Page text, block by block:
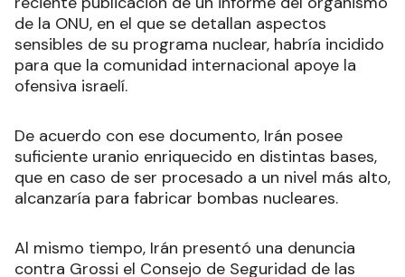
de la ONU, en el que se detallan aspectos
sensibles de su programa nuclear, habría incidido
para que la comunidad internacional apoye la
ofensiva israelí.
De acuerdo con ese documento, Irán posee
suficiente uranio enriquecido en distintas bases,
que en caso de ser procesado a un nivel más alto,
alcanzaría para fabricar bombas nucleares.
Al mismo tiempo, Irán presentó una denuncia
contra Grossi el Consejo de Seguridad de las